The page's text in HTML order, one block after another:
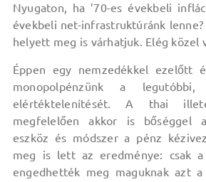
Nyugaton, ha ’70-es évekbeli
évekbeli net-infrastruktúránk
helyett meg is várhatjuk. Elég közel
Éppen egy nemzedékkel ezelőtt
monopolpénzünk a
elértéktelenítését. A thai
megfelelően akkor is bőséggel
eszköz és módszer a pénz
meg is lett az eredménye: csak a
engedhették meg maguknak azt